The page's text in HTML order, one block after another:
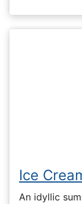
Ice
An idyllic